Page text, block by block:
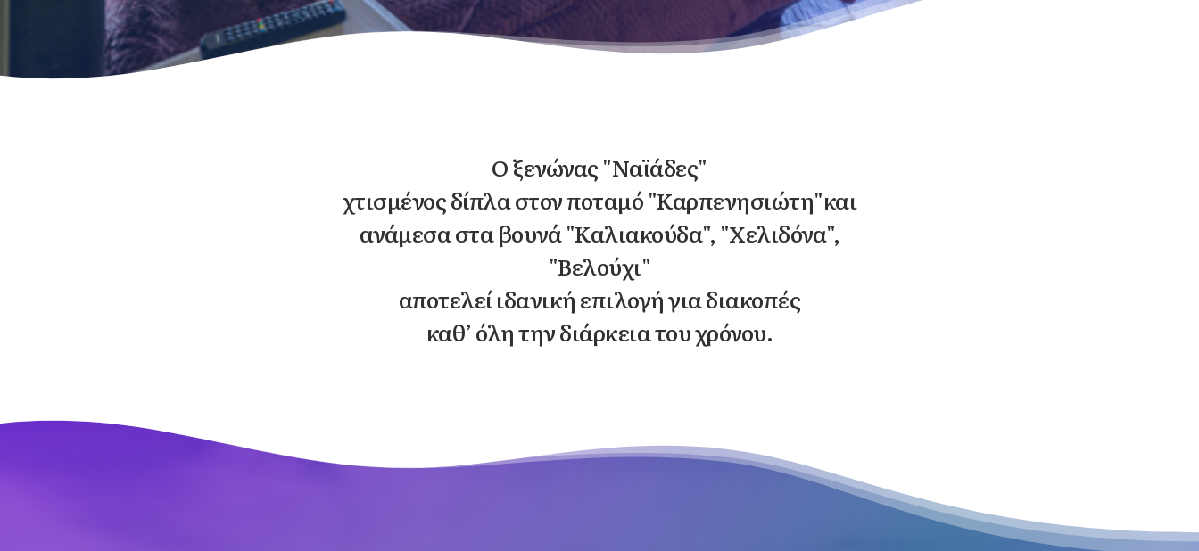
Ο ξενώνας "Ναϊάδες"
χτισμένος δίπλα στον ποταμό "Καρπενησιώτη"και
ανάμεσα στα βουνά "Καλιακούδα", "Χελιδόνα",
"Βελούχι"
αποτελεί ιδανική επιλογή για διακοπές
καθ’ όλη την διάρκεια του χρόνου.